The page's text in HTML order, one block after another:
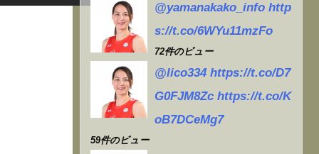
@yamanakako_info http
s://t.co/6WYu11mzFo
72件のビュー
@lico334 https://t.co/D7
G0FJM8Zc https://t.co/K
oB7DCeMg7
59件のビュー